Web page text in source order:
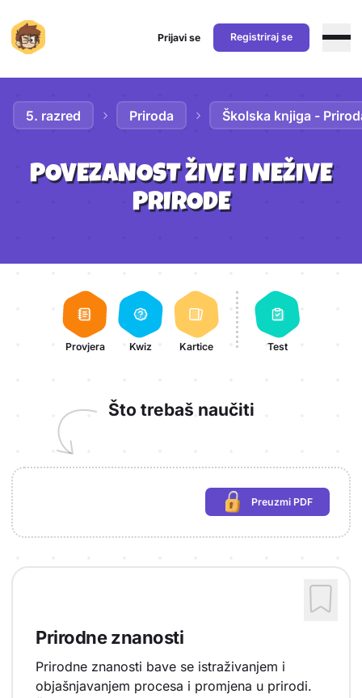
Prijavi se Registriraj se
5. razred Priroda Školska knjiga -
POVEZANOST ŽIVE I NEŽIVE
PRIRODE
Aktivnosti lekcije
Provjera Kwiz Kartice Test
Što trebaš naučiti
Preuzmi PDF
(potrebna prijava)
Prirodne znanosti
Prirodne znanosti bave se istraživanjem i
objašnjavanjem procesa i promjena u prirodi.